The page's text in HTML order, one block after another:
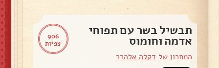
906
צפיות
תבשיל בשר עם תפוחי
אדמה וחומוס
המתכון של דקלה אלהרר